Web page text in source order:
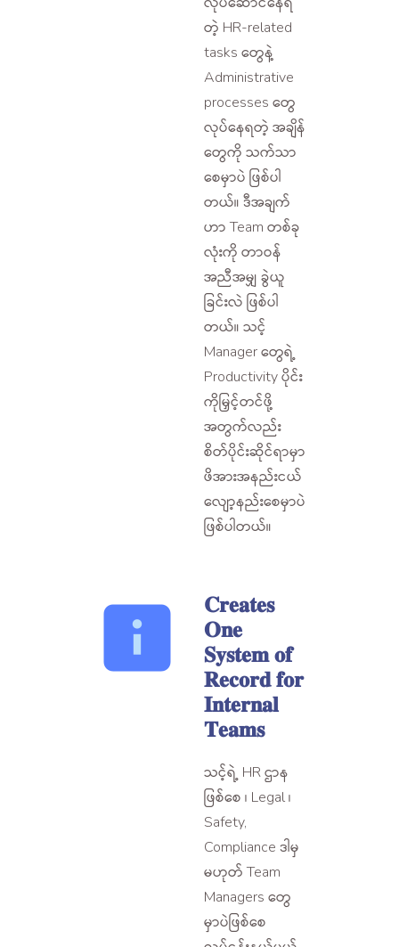
တဲ့ HR-related
tasks တွေနဲ့
Administrative
processes တွေ
လုပ်နေရတဲ့ အချိန်
တွေကို သက်သာ
စေမှာပဲ ဖြစ်ပါ
တယ်။ ဒီအချက်
ဟာ Team တစ်ခု
လုံးကို တာဝန်
အညီအမျှ ခွဲယူ
ခြင်းလဲ ဖြစ်ပါ
တယ်။ သင့်
Manager တွေရဲ့
Productivity ပိုင်း
ကိုမြှင့်တင်ဖို့
အတွက်လည်း
စိတ်ပိုင်းဆိုင်ရာမှာ
ဖိအားအနည်းငယ်
လျော့နည်းစေမှာပဲ
ဖြစ်ပါတယ်။
𝐂𝐫𝐞𝐚𝐭𝐞𝐬
𝐎𝐧𝐞
𝐒𝐲𝐬𝐭𝐞𝐦 𝐨𝐟
𝐑𝐞𝐜𝐨𝐫𝐝 𝐟𝐨𝐫
𝐈𝐧𝐭𝐞𝐫𝐧𝐚𝐥
𝐓𝐞𝐚𝐦𝐬
သင့်ရဲ့ HR ဌာန
ဖြစ်စေ ၊ Legal ၊
Safety,
Compliance ဒါမှ
မဟုတ် Team
Managers တွေ
မှာပဲဖြစ်စေ